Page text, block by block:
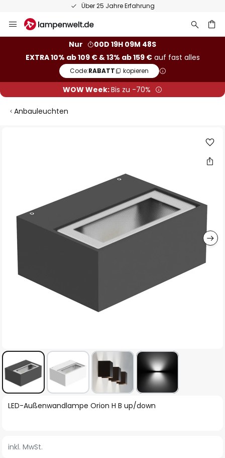
Über 25 Jahre Erfahrung
Inhalt
Nur
00D 19H 09M 47S
EXTRA 10% ab 109 € & 13% ab 159 €auf fast alles
Code:RABATT kopieren
WOW Week:Bis zu -70%
Anbauleuchten
Zum
springen
LED-Außenwandlampe Orion H B up/down
inkl. MwSt.